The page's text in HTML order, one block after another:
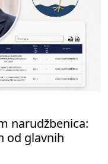
narudžbenica:
od glavnih